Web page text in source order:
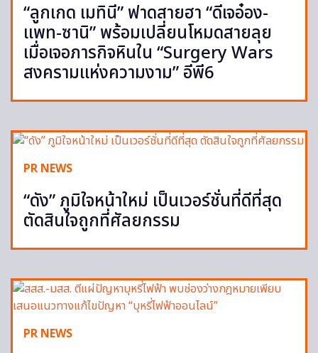
“ลูกเกด เมทินี” ฟาดสายฮา “ดีเจอ๋อง-
แพท-ซานิ” พร้อมเปลี่ยนโหมดสายลุย
เมื่อเจอภารกิจหินใน “Surgery Wars
สงครามแห่งความงาม” อีพี6
PR NEWS
“ดัง” ภูมิใจหน้าใหม่ เป็นเวอร์ชั่นที่ดีที่สุด
ตัดสินใจถูกที่ศัลยกรรม
PR NEWS